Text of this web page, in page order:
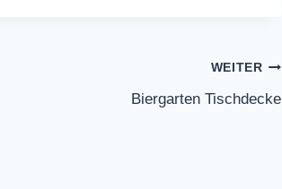
WEITER
Biergarten Tischdecke